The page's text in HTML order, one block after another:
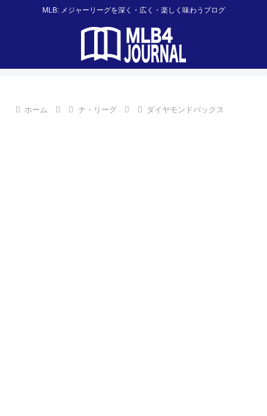
MLB: メジャーリーグを深く・広く・楽しく味わうブログ
ホーム ナ・リーグ ダイヤモンドバックス